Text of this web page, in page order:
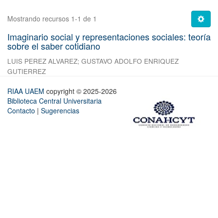
Mostrando recursos 1-1 de 1
Imaginario social y representaciones sociales: teoría
sobre el saber cotidiano
LUIS PEREZ ALVAREZ; GUSTAVO ADOLFO ENRIQUEZ
GUTIERREZ
RIAA UAEM copyright © 2025-2026
Biblioteca Central Universitaria
Contacto | Sugerencias